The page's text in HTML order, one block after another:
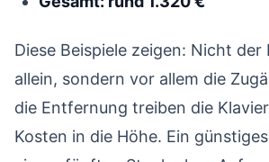
Diese Beispiele zeigen: Nicht der
allein, sondern vor allem die
die Entfernung treiben die
Kosten in die Höhe. Ein